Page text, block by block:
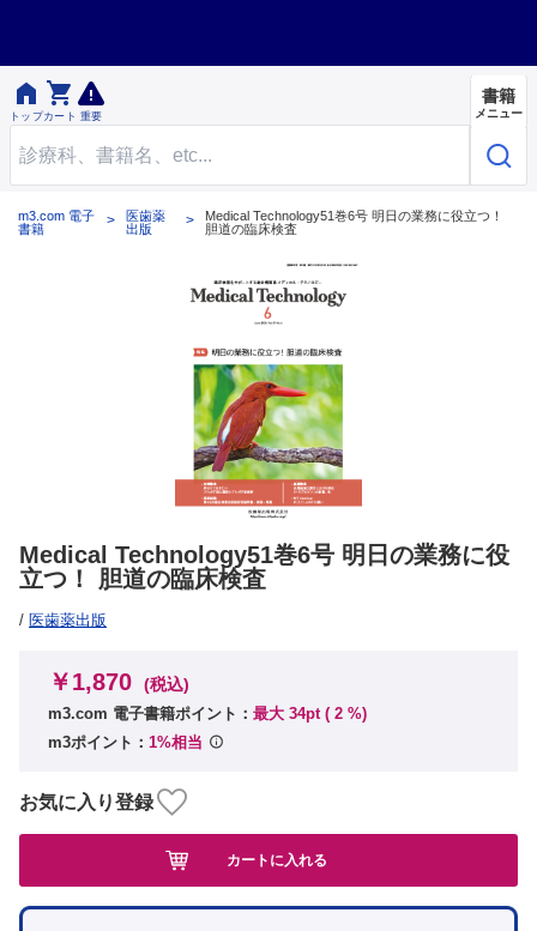

トップ

カート 重要
書籍
メニュー
m3.com 電子
書籍
医歯薬
出版
Medical Technology51巻6号 明日の業務に役立つ！
胆道の臨床検査
Medical Technology51巻6号 明日の業務に役
立つ！ 胆道の臨床検査
/ 医歯薬出版
￥1,870 (税込)
m3.com 電子書籍ポイント： 最大 34pt ( 2 %)
m3ポイント： 1%相当
お気に入り登録
カートに入れる